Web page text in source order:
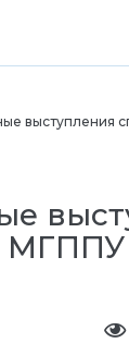
выступления